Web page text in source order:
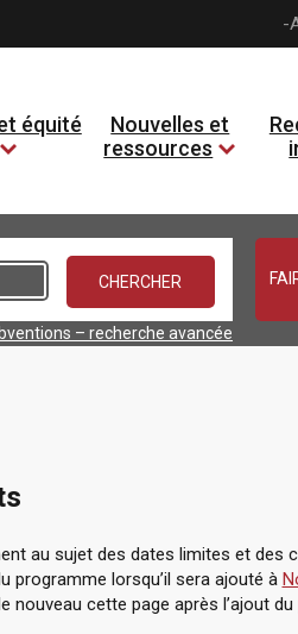
-
équité
Nouvelles et
ressources
– recherche avancée
au sujet des dates limites et des
programme lorsqu’il sera ajouté à
nouveau cette page après l’ajout